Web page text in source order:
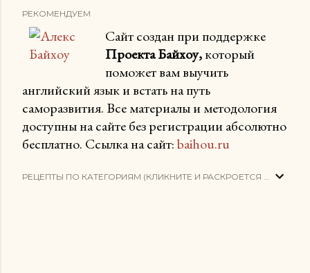
РЕКОМЕНДУЕМ
Сайт создан при поддержке
Проекта Байхоу,который
поможет вам выучить
английский язык и встать на путь
саморазвития. Все материалы и методология
доступны на сайте без регистрации абсолютно
бесплатно. Ссылка на сайт:baihou.ru